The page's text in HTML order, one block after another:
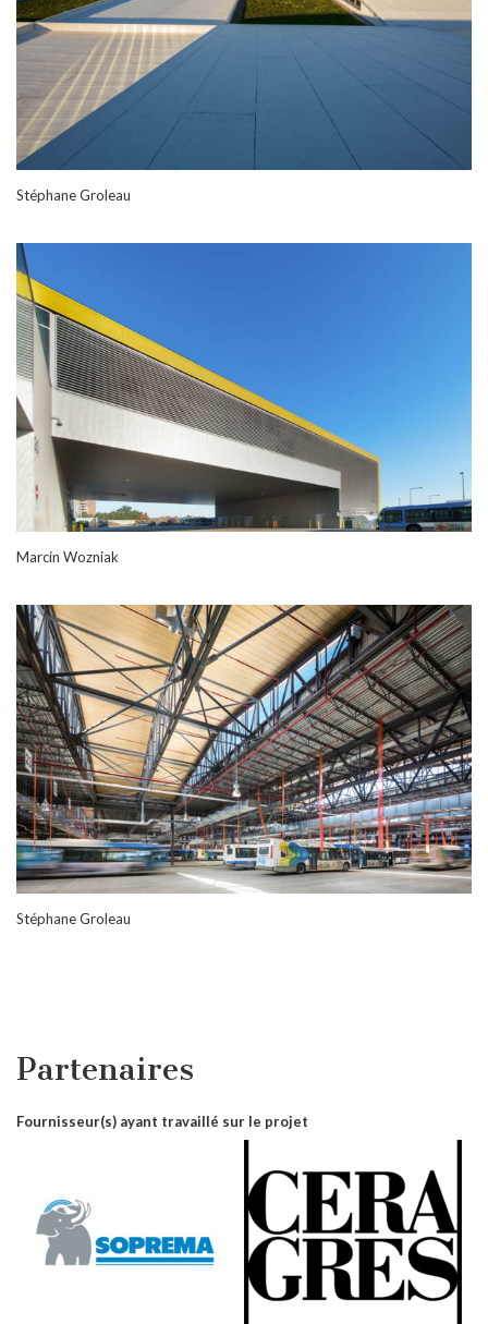
Stéphane Groleau
Marcin Wozniak
Stéphane Groleau
Partenaires
Fournisseur(s) ayant travaillé sur le projet